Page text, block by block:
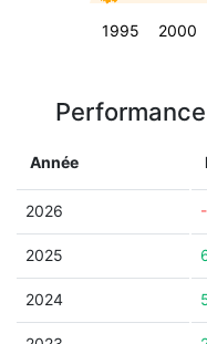
1995 2000
Année
2026
2025
2024